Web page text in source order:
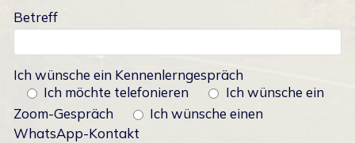
Betreff
Ich wünsche ein Kennenlerngespräch
Ich möchte telefonieren
Ich wünsche ein
Zoom-Gespräch
Ich wünsche einen
WhatsApp-Kontakt